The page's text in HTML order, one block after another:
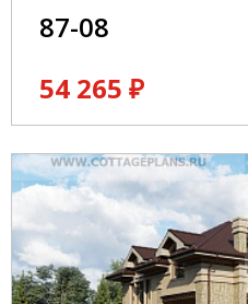
87-08
54 265 ₽